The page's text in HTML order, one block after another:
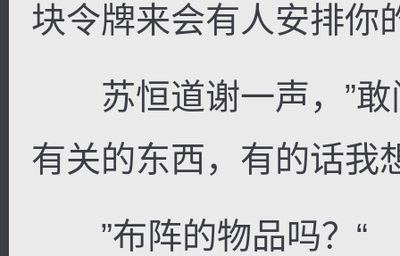
块令牌来会有人安排你
苏恒道谢一声，”敢
有关的东西，有的话我
”布阵的物品吗？“